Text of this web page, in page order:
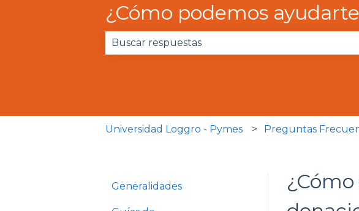
¿Cómo podemos
Universidad Loggro - Pymes Preguntas
Generalidades